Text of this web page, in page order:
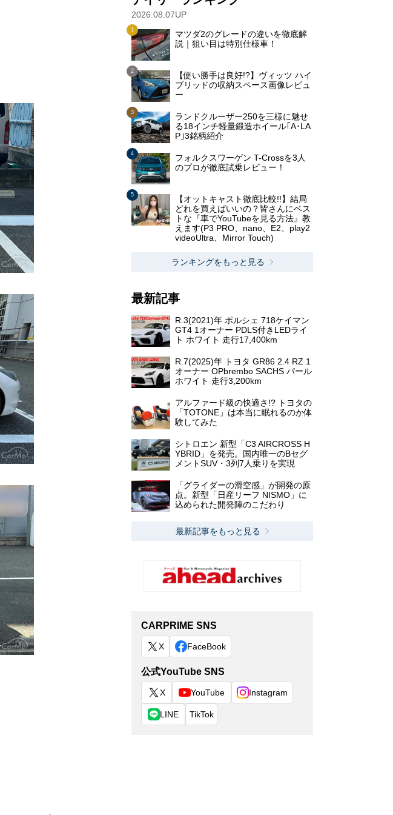
2026.08.07UP
マツダ2のグレードの違いを徹底解
説｜狙い目は特別仕様車！
【使い勝手は良好!?】ヴィッツ ハイ
ブリッドの収納スペース画像レビュ
ー
ランドクルーザー250を三様に魅せ
る18インチ軽量鍛造ホイール｢A･LA
P｣3銘柄紹介
フォルクスワーゲン T-Crossを3人
のプロが徹底試乗レビュー！
【オットキャスト徹底比較!!】結局
どれを買えばいいの？皆さんにベス
トな『車でYouTubeを見る方法』教
えます(P3 PRO、nano、E2、play2
videoUltra、Mirror Touch)
ランキングをもっと見る
最新記事
R.3(2021)年 ポルシェ 718ケイマン
GT4 1オーナー PDLS付きLEDライ
ト ホワイト 走行17,400km
R.7(2025)年 トヨタ GR86 2.4 RZ 1
オーナー OPbrembo SACHS パール
ホワイト 走行3,200km
アルファード級の快適さ!? トヨタの
「TOTONE」は本当に眠れるのか体
験してみた
シトロエン 新型「C3 AIRCROSS H
YBRID」を発売。国内唯一のBセグ
メントSUV・3列7人乗りを実現
「グライダーの滑空感」が開発の原
点。新型「日産リーフ NISMO」に
込められた開発陣のこだわり
最新記事をもっと見る
CARPRIME SNS
X FaceBook
公式YouTube SNS
X YouTube Instagram
LINE TikTok